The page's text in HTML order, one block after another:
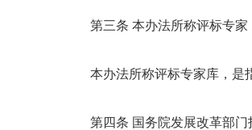
第三条 本办法所称评标专
本办法所称评标专家库，是
第四条 国务院发展改革部